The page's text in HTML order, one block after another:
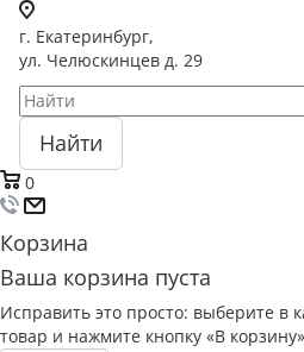
г. Екатеринбург,
ул. Челюскинцев д. 29
Найти
0
Корзина
Ваша корзина пуста
Исправить это просто: выберите в
товар и нажмите кнопку «В корзину»